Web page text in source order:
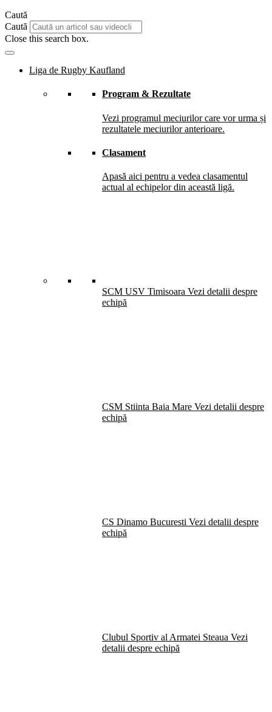
Caută
Caută
Close this search box.
Liga de Rugby Kaufland
Program & Rezultate
Vezi programul meciurilor care vor urma și
rezultatele meciurilor anterioare.
Clasament
Apasă aici pentru a vedea clasamentul
actual al echipelor din această ligă.
SCM USV Timisoara Vezi detalii despre
echipă
CSM Stiinta Baia Mare Vezi detalii despre
echipă
CS Dinamo Bucuresti Vezi detalii despre
echipă
Clubul Sportiv al Armatei Steaua Vezi
detalii despre echipă